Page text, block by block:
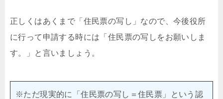
正しくはあくまで「住民票の写し」なので、今後役所
に行って申請する時には「住民票の写しをお願いしま
す。」と言いましょう。
※ただ現実的に「住民票の写し＝住民票」という認